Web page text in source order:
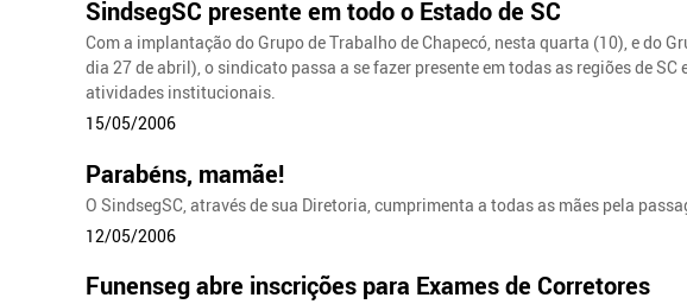
SindsegSC presente em todo o Estado de SC
Com a implantação do Grupo de Trabalho de Chapecó, nesta quarta (10), e do
dia 27 de abril), o sindicato passa a se fazer presente em todas as regiões de
atividades institucionais.
15/05/2006
Parabéns, mamãe!
O SindsegSC, através de sua Diretoria, cumprimenta a todas as mães pela
12/05/2006
Funenseg abre inscrições para Exames de Corretores